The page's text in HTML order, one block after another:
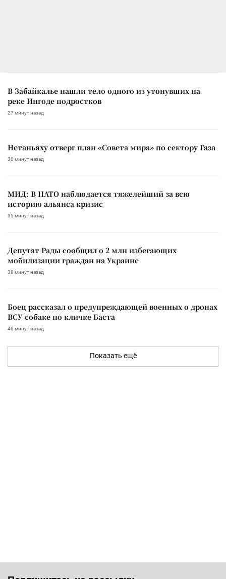
В Забайкалье нашли тело одного из утонувших на
реке Ингоде подростков
27 минут назад
Нетаньяху отверг план «Совета мира» по сектору Газа
30 минут назад
МИД: В НАТО наблюдается тяжелейший за всю
историю альянса кризис
35 минут назад
Депутат Рады сообщил о 2 млн избегающих
мобилизации граждан на Украине
38 минут назад
Боец рассказал о предупреждающей военных о дронах
ВСУ собаке по кличке Баста
46 минут назад
Показать ещё